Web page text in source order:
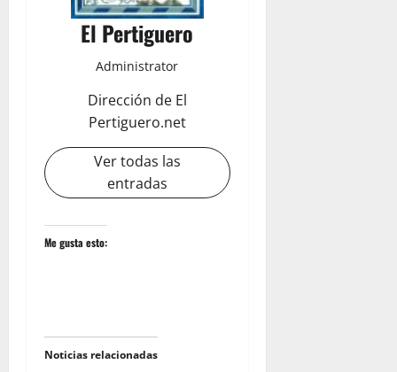
El Pertiguero
Administrator
Dirección de El
Pertiguero.net
Ver todas las
entradas
Me gusta esto:
Noticias relacionadas